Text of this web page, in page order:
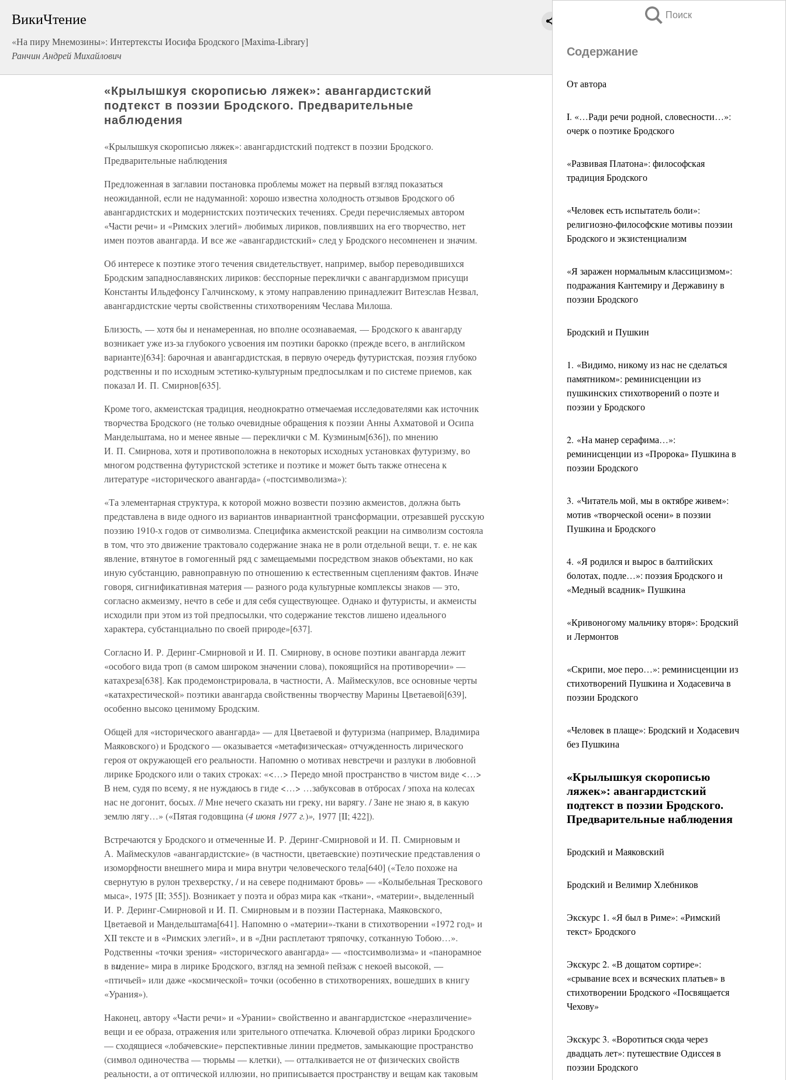
ВикиЧтение
«На пиру Мнемозины»: Интертексты Иосифа Бродского [Maxima-Library]
Ранчин Андрей Михайлович
Поиск
Содержание
От автора
I. «…Ради речи родной, словесности…»:
очерк о поэтике Бродского
«Развивая Платона»: философская
традиция Бродского
«Человек есть испытатель боли»:
религиозно-философские мотивы поэзии
Бродского и экзистенциализм
«Я заражен нормальным классицизмом»:
подражания Кантемиру и Державину в
поэзии Бродского
Бродский и Пушкин
1. «Видимо, никому из нас не сделаться
памятником»: реминисценции из
пушкинских стихотворений о поэте и
поэзии у Бродского
2. «На манер серафима…»:
реминисценции из «Пророка» Пушкина в
поэзии Бродского
3. «Читатель мой, мы в октябре живем»:
мотив «творческой осени» в поэзии
Пушкина и Бродского
4. «Я родился и вырос в балтийских
болотах, подле…»: поэзия Бродского и
«Медный всадник» Пушкина
«Кривоногому мальчику вторя»: Бродский
и Лермонтов
«Скрипи, мое перо…»: реминисценции из
стихотворений Пушкина и Ходасевича в
поэзии Бродского
«Человек в плаще»: Бродский и Ходасевич
без Пушкина
«Крылышкуя скорописью
ляжек»: авангардистский
подтекст в поэзии Бродского.
Предварительные наблюдения
Бродский и Маяковский
Бродский и Велимир Хлебников
Экскурс 1. «Я был в Риме»: «Римский
текст» Бродского
Экскурс 2. «В дощатом сортире»:
«срывание всех и всяческих платьев» в
стихотворении Бродского «Посвящается
Чехову»
Экскурс 3. «Воротиться сюда через
двадцать лет»: путешествие Одиссея в
поэзии Бродского
«Крылышкуя скорописью ляжек»: авангардистский
подтекст в поэзии Бродского. Предварительные
наблюдения
«Крылышкуя скорописью ляжек»: авангардистский подтекст в поэзии Бродского.
Предварительные наблюдения
Предложенная в заглавии постановка проблемы может на первый взгляд показаться
неожиданной, если не надуманной: хорошо известна холодность отзывов Бродского об
авангардистских и модернистских поэтических течениях. Среди перечисляемых автором
«Части речи» и «Римских элегий» любимых лириков, повлиявших на его творчество, нет
имен поэтов авангарда. И все же «авангардистский» след у Бродского несомненен и значим.
Об интересе к поэтике этого течения свидетельствует, например, выбор переводившихся
Бродским западнославянских лириков: бесспорные переклички с авангардизмом присущи
Константы Ильдефонсу Галчинскому, к этому направлению принадлежит Витезслав Незвал,
авангардистские черты свойственны стихотворениям Чеслава Милоша.
Близость, — хотя бы и ненамеренная, но вполне осознаваемая, — Бродского к авангарду
возникает уже из-за глубокого усвоения им поэтики барокко (прежде всего, в английском
варианте)[634]: барочная и авангардистская, в первую очередь футуристская, поэзия глубоко
родственны и по исходным эстетико-культурным предпосылкам и по системе приемов, как
показал И. П. Смирнов[635].
Кроме того, акмеистская традиция, неоднократно отмечаемая исследователями как источник
творчества Бродского (не только очевидные обращения к поэзии Анны Ахматовой и Осипа
Мандельштама, но и менее явные — переклички с М. Кузминым[636]), по мнению
И. П. Смирнова, хотя и противоположна в некоторых исходных установках футуризму, во
многом родственна футуристской эстетике и поэтике и может быть также отнесена к
литературе «исторического авангарда» («постсимволизма»):
«Та элементарная структура, к которой можно возвести поэзию акмеистов, должна быть
представлена в виде одного из вариантов инвариантной трансформации, отрезавшей русскую
поэзию 1910-х годов от символизма. Специфика акмеистской реакции на символизм состояла
в том, что это движение трактовало содержание знака не в роли отдельной вещи, т. е. не как
явление, втянутое в гомогенный ряд с замещаемыми посредством знаков объектами, но как
иную субстанцию, равноправную по отношению к естественным сцеплениям фактов. Иначе
говоря, сигнификативная материя — разного рода культурные комплексы знаков — это,
согласно акмеизму, нечто в себе и для себя существующее. Однако и футуристы, и акмеисты
исходили при этом из той предпосылки, что содержание текстов лишено идеального
характера, субстанциально по своей природе»[637].
Согласно И. Р. Деринг-Смирновой и И. П. Смирнову, в основе поэтики авангарда лежит
«особого вида троп (в самом широком значении слова), покоящийся на противоречии» —
катахреза[638]. Как продемонстрировала, в частности, А. Маймескулов, все основные черты
«катахрестической» поэтики авангарда свойственны творчеству Марины Цветаевой[639],
особенно высоко ценимому Бродским.
Общей для «исторического авангарда» — для Цветаевой и футуризма (например, Владимира
Маяковского) и Бродского — оказывается «метафизическая» отчужденность лирического
героя от окружающей его реальности. Напомню о мотивах невстречи и разлуки в любовной
лирике Бродского или о таких строках: «<…> Передо мной пространство в чистом виде <…>
В нем, судя по всему, я не нуждаюсь в гиде <…> …забуксовав в отбросах / эпоха на колесах
нас не догонит, босых. // Мне нечего сказать ни греку, ни варягу. / Зане не знаю я, в какую
землю лягу…» («Пятая годовщина (4 июня 1977 г.)», 1977 [II; 422]).
Встречаются у Бродского и отмеченные И. Р. Деринг-Смирновой и И. П. Смирновым и
А. Маймескулов «авангардистские» (в частности, цветаевские) поэтические представления о
изоморфности внешнего мира и мира внутри человеческого тела[640] («Тело похоже на
свернутую в рулон трехверстку, / и на севере поднимают бровь» — «Колыбельная Трескового
мыса», 1975 [II; 355]). Возникает у поэта и образ мира как «ткани», «материи», выделенный
И. Р. Деринг-Смирновой и И. П. Смирновым и в поэзии Пастернака, Маяковского,
Цветаевой и Мандельштама[641]. Напомню о «материи»-ткани в стихотворении «1972 год» и
XII тексте и в «Римских элегий», и в «Дни расплетают тряпочку, сотканную Тобою…».
Родственны «точки зрения» «исторического авангарда» — «постсимволизма» и «панорамное
в видение» мира в лирике Бродского, взгляд на земной пейзаж с некоей высокой, —
«птичьей» или даже «космической» точки (особенно в стихотворениях, вошедших в книгу
«Урания»).
Наконец, автору «Части речи» и «Урании» свойственно и авангардистское «неразличение»
вещи и ее образа, отражения или зрительного отпечатка. Ключевой образ лирики Бродского
— сходящиеся «лобачевские» перспективные линии предметов, замыкающие пространство
(символ одиночества — тюрьмы — клетки), — отталкивается не от физических свойств
реальности, а от оптической иллюзии, но приписывается пространству и вещам как таковым